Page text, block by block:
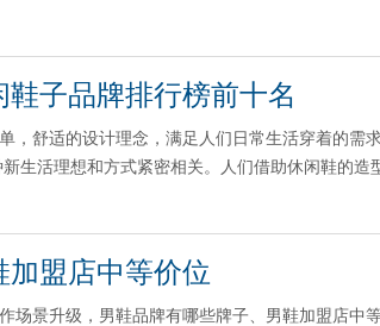
子品牌排行榜前十名
，舒适的设计理念，满足人们日常生活穿着的需
生活理想和方式紧密相关。人们借助休闲鞋的
加盟店中等价位
场景升级，男鞋品牌有哪些牌子、男鞋加盟店中